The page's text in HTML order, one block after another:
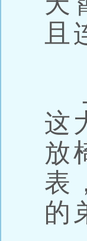
且
这
放
表
的